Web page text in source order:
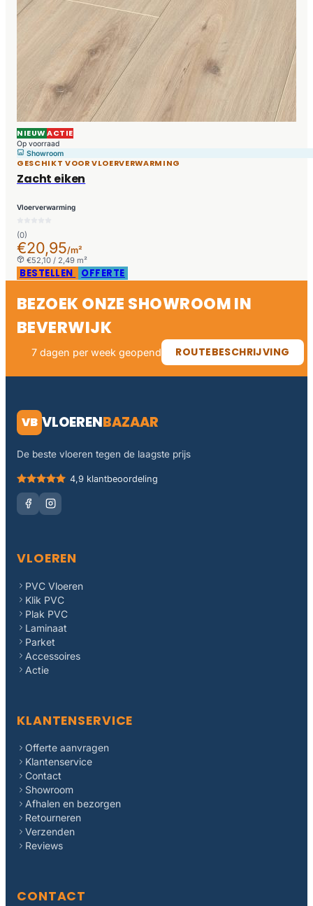
NIEUWACTIE
Op voorraad
Showroom
GESCHIKT VOOR VLOERVERWARMING
Zacht eiken
Vloerverwarming
(0)
€20,95/m²
€52,10 / 2,49 m²
BESTELLEN OFFERTE
BEZOEK ONZE SHOWROOM IN
BEVERWIJK
7 dagen per week geopend ROUTEBESCHRIJVING
VB VLOERENBAZAAR
De beste vloeren tegen de laagste prijs
4,9 klantbeoordeling
VLOEREN
PVC Vloeren
Klik PVC
Plak PVC
Laminaat
Parket
Accessoires
Actie
KLANTENSERVICE
Offerte aanvragen
Klantenservice
Contact
Showroom
Afhalen en bezorgen
Retourneren
Verzenden
Reviews
CONTACT